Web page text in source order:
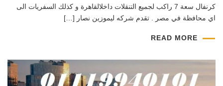
كرنفال سعة 7 راكب لجميع التنقلات داخلالقاهرة و كذلك السفريات الى
اي محافظة في مصر . تقدم شركه ليموزين نصار […]
READ MORE